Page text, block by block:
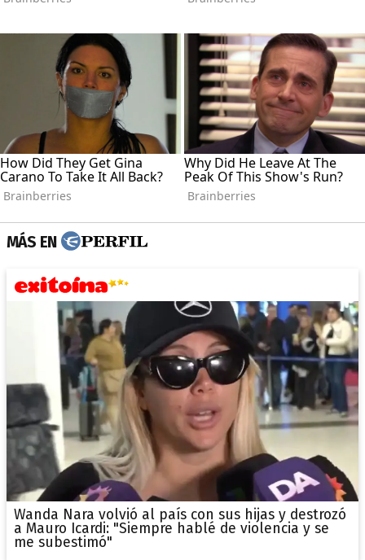
MÁS EN
Wanda Nara volvió al país con sus hijas y destrozó
a Mauro Icardi: "Siempre hablé de violencia y se
me subestimó"